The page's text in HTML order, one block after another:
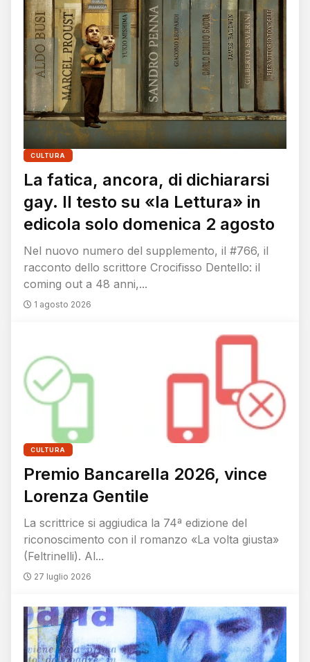
CULTURA
La fatica, ancora, di dichiararsi
gay. Il testo su «la Lettura» in
edicola solo domenica 2 agosto
Nel nuovo numero del supplemento, il #766, il
racconto dello scrittore Crocifisso Dentello: il
coming out a 48 anni,...
1 agosto 2026
CULTURA
Premio Bancarella 2026, vince
Lorenza Gentile
La scrittrice si aggiudica la 74ª edizione del
riconoscimento con il romanzo «La volta giusta»
(Feltrinelli). Al...
27 luglio 2026